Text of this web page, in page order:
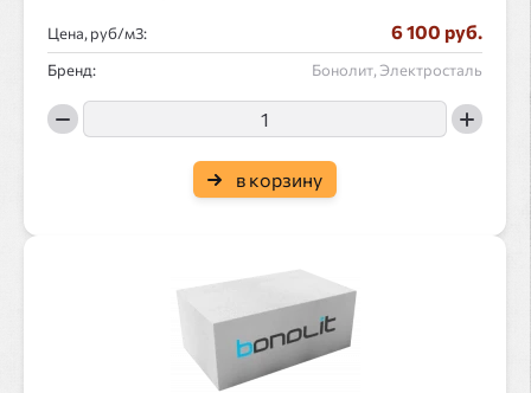
Цена, руб/ : 6 100 руб.
Бренд: Бонолит, Электросталь
в корзину